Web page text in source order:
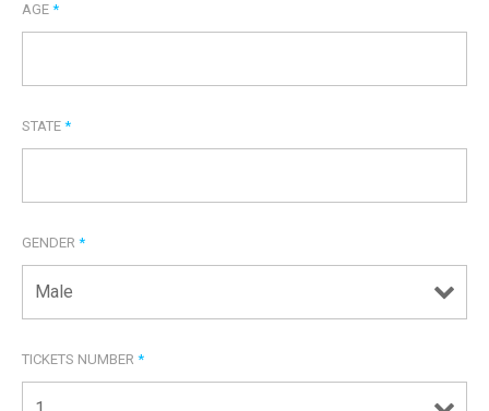
AGE *
STATE *
GENDER *
TICKETS NUMBER *